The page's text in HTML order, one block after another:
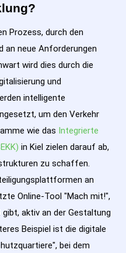
Prozess, durch den
an neue Anforderungen
wird dies durch die
und
intelligente
um den Verkehr
wie das Integrierte
in Kiel zielen darauf ab,
zu schaffen.
an
Online-Tool "Mach mit!",
aktiv an der Gestaltung
Beispiel ist die digitale
bei dem